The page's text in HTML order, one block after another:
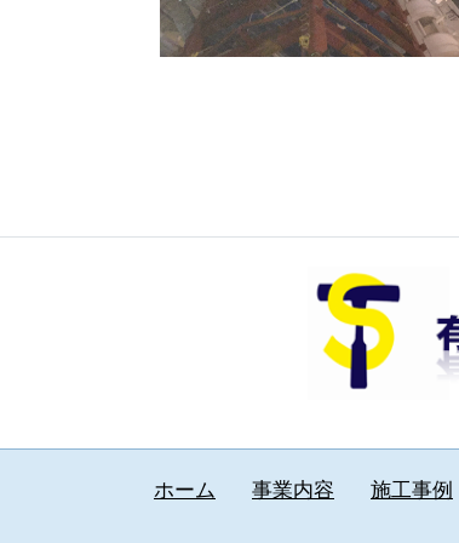
ホーム 事業内容 施工事例